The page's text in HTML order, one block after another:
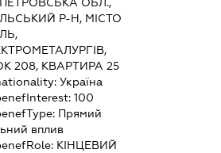
ОБЛ.,
Р-Н, МІСТО
208, КВАРТИРА 25
Україна
100
Прямий
вплив
КІНЦЕВИЙ